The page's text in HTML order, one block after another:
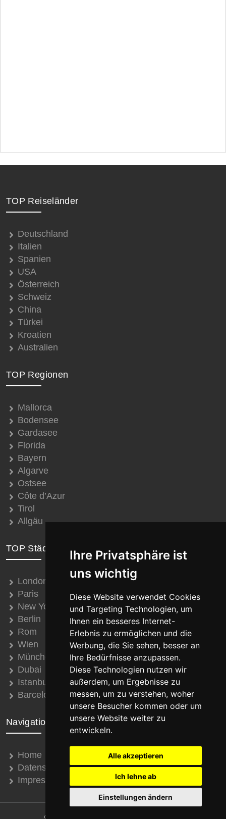
Ihre Privatsphäre ist
uns wichtig
Diese Website verwendet Cookies
und Targeting Technologien, um
Ihnen ein besseres Internet-
Erlebnis zu ermöglichen und die
Werbung, die Sie sehen, besser an
Ihre Bedürfnisse anzupassen.
Diese Technologien nutzen wir
außerdem, um Ergebnisse zu
messen, um zu verstehen, woher
unsere Besucher kommen oder um
unsere Website weiter zu
entwickeln.
Alle akzeptieren
Ich lehne ab
Einstellungen ändern
TOP Reiseländer
Deutschland
Italien
Spanien
USA
Österreich
Schweiz
China
Türkei
Kroatien
Australien
TOP Regionen
Mallorca
Bodensee
Gardasee
Florida
Bayern
Algarve
Ostsee
Côte d’Azur
Tirol
Allgäu
TOP Städte
London
Paris
New York
Berlin
Rom
Wien
München
Dubai
Istanbul
Barcelona
Navigation
Home
Datenschutz
Impressum
© 2008 - 2026 Thomas Schroth Internetservice